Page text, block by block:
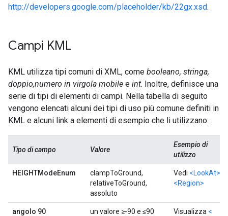
http://developers.google.com/placeholder/kb/22gx.xsd.
Campi KML
KML utilizza tipi comuni di XML, come booleano, stringa,
doppio,numero in virgola mobile e int. Inoltre, definisce una
serie di tipi di elementi di campi. Nella tabella di seguito
vengono elencati alcuni dei tipi di uso più comune definiti in
KML e alcuni link a elementi di esempio che li utilizzano:
Tipo di campo Valore
Esempio di
utilizzo
HEIGHTModeEnum
clampToGround,
relativeToGround,
assoluto
Vedi <LookAt>
<Region>
angolo 90 un valore ≥-90 e ≤90 Visualizza <